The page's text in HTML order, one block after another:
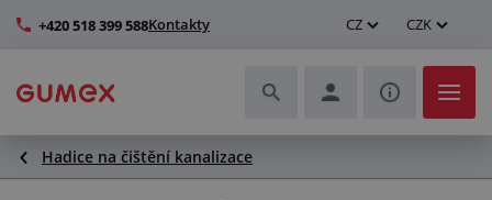
+420 518 399 588Kontakty CZ CZK
Hadice a jejich kompletace
Hadice na čištění kanalizace